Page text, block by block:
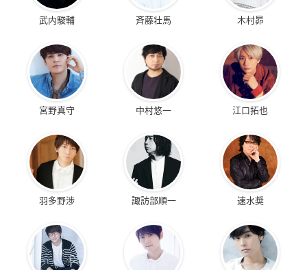
武内駿輔 斉藤壮馬 木村昴
宮野真守 中村悠一 江口拓也
羽多野渉 諏訪部順一 速水奨